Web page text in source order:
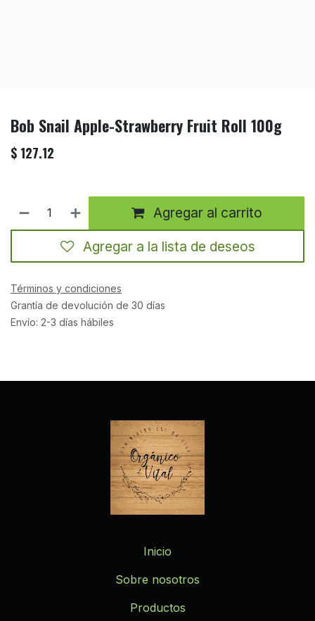
Bob Snail Apple-Strawberry Fruit Roll 100g
$ 127.12
Agregar al carrito
Agregar a la lista de deseos
Términos y condiciones
Grantía de devolución de 30 días
Envío: 2-3 días hábiles
Inicio
Sobre nosotros
Productos